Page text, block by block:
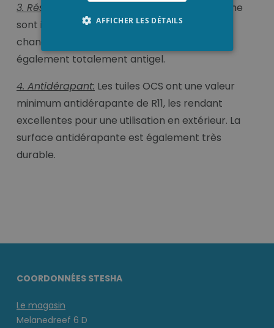
3. Résistant au gel:
Nos carreaux de porcelaine
sont imperméables à l'humidité et aux
changements de température. Ils sont
également totalement antigel.
4. Antidérapant: Les tuiles OCS ont une valeur
minimum antidérapante de R11, les rendant
excellentes pour une utilisation en extérieur. La
surface antidérapante est également très
durable.
COORDONNÉES STESHA
Le magasin
Melanedreef 6 D
AFFICHER LES DÉTAILS